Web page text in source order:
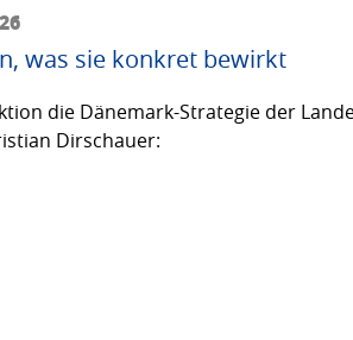
was sie konkret bewirkt
die Dänemark-Strategie der
Dirschauer: